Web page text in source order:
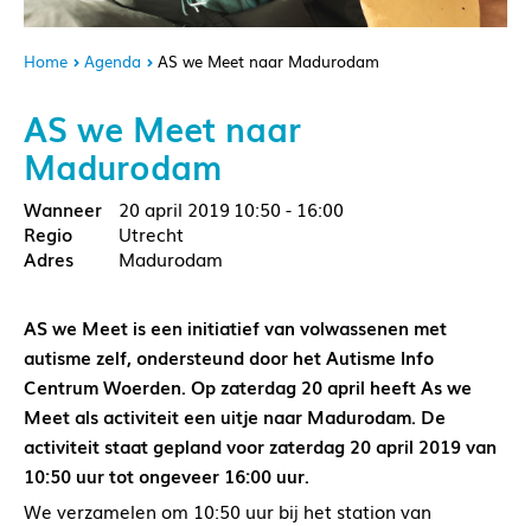
Home Agenda AS we Meet naar Madurodam
AS we Meet naar
Madurodam
20 april 2019 10:50 - 16:00
Utrecht
Madurodam
AS we Meet is een initiatief van volwassenen met
autisme zelf, ondersteund door het Autisme Info
Centrum Woerden. Op zaterdag 20 april heeft As we
Meet als activiteit een uitje naar Madurodam. De
activiteit staat gepland voor zaterdag 20 april 2019 van
10:50 uur tot ongeveer 16:00 uur.
We verzamelen om 10:50 uur bij het station van